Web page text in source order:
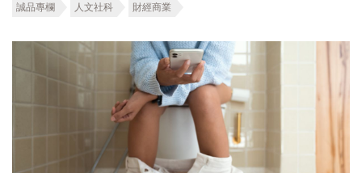
誠品專欄 人文社科 財經商業